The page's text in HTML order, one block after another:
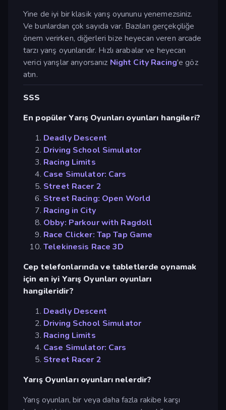
Yine de iyi bir klasik yarış oyununu yenemezsiniz.
Ve bunlardan çok sayıda var. Bazıları gerçekçiliğe
önem verirken, diğerleri bize heyecan veren arcade
tarzı yarış oyunlarıdır. Hızlı arabalar ve heyecan
verici yarışlar arıyorsanız Night City Racing'e göz
atın.
SSS
En popüler Yarış Oyunları oyunları hangileri?
Deadly Descent
Driving School Simulator
Racing Limits
Case Simulator: Cars
Street Racer 2
Street Racing: Open World
Racing in City
Obby: Parkour with Ragdoll
Race Clicker: Tap Tap Game
Telekinesis Race 3D
Cep telefonlarında ve tabletlerde oynamak
için en iyi Yarış Oyunları oyunları
hangileridir?
Deadly Descent
Driving School Simulator
Racing Limits
Case Simulator: Cars
Street Racer 2
Yarış Oyunları oyunları nelerdir?
Yarış oyunları, bir veya daha fazla rakibe karşı